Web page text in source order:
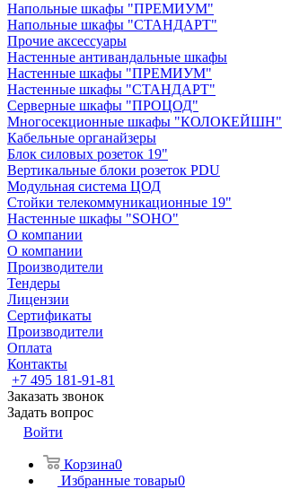
Напольные шкафы "ПРЕМИУМ"
Напольные шкафы "СТАНДАРТ"
Прочие аксессуары
Настенные антивандальные шкафы
Настенные шкафы "ПРЕМИУМ"
Настенные шкафы "СТАНДАРТ"
Серверные шкафы "ПРОЦОД"
Многосекционные шкафы "КОЛОКЕЙШН"
Кабельные органайзеры
Блок силовых розеток 19"
Вертикальные блоки розеток PDU
Модульная система ЦОД
Стойки телекоммуникационные 19"
Настенные шкафы "SOHO"
О компании
О компании
Производители
Тендеры
Лицензии
Сертификаты
Производители
Оплата
Контакты
+7 495 181-91-81
Заказать звонок
Задать вопрос
Войти
Корзина0
Избранные товары0